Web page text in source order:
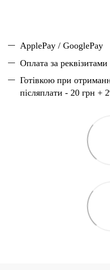
ApplePay / GooglePay
Оплата за реквізитами
Готівкою при
післяплати - 20 грн +